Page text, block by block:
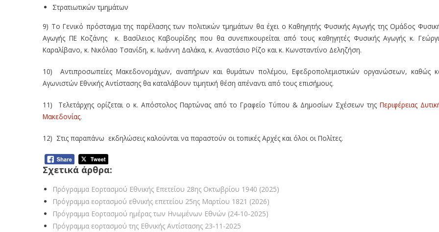
Στρατιωτικών τμημάτων
9) Το Γενικό πρόσταγμα της παρέλασης των πολιτικών τμημάτων θα έχει o Καθηγητής Φυσικής Αγωγής της Ομάδος
Αγωγής ΠΕ Κοζάνης κ. Βασίλειος Καβουρίδης που θα συνεπικουρείται από τους καθηγητές Φυσικής Αγωγής κ.
Καραλίβανο, κ. Νικόλαο Τσανίδη, κ. Ιωάννη Δαλάκα, κ. Αναστάσιο Ρίζο και κ. Κωνσταντίνο Δεληζήση.
10) Αντιπροσωπείες Μακεδονομάχων, αναπήρων και θυμάτων πολέμου, Εφεδροπολεμιστικών οργανώσεων, καθώς
Αγωνιστών Εθνικής Αντίστασης θα καταλάβουν τιμητική θέση απέναντι από τους επισήμους.
11) Τελετάρχης ορίζεται ο κ. Απόστολος Παρτώνας από το Γραφείο Τύπου & Δημοσίων Σχέσεων της Περιφέρειας
Μακεδονίας.
12) Στις παραπάνω εκδηλώσεις καλούνται να παραστούν οι τοπικές Αρχές και όλοι οι Πολίτες.
Σχετικά άρθρα:
Πρόγραμμα Εορτασμού Εθνικής Επετείου 28ης Οκτωβρίου 1940 (2025)
Πρόγραμμα εορτασμού εθνικής επετείου 25ης Μαρτίου 1821 (2026)
Πρόγραμμα Εορτασμού ημέρας των Ηνωμένων Εθνών (24-10-2025)
Πρόγραμμα εορτασμού της Εθνικής Αντίστασης 23-11-2025